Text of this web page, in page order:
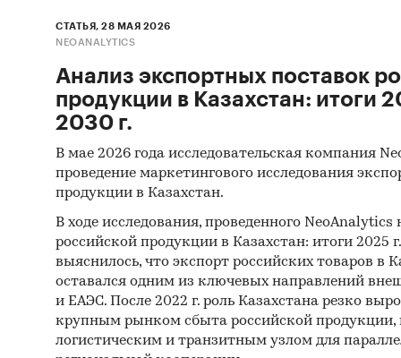
Объем
СТАТЬЯ, 28 МАЯ 2026
NEOANALYTICS
Анализ экспортных поставок
продукции в Казахстан: итоги
2030 г.
В мае 2026 года исследовательская компания
проведение маркетингового исследования
продукции в Казахстан.
В ходе исследования, проведенного NeoAnalytics
российской продукции в Казахстан: итоги 2025
выяснилось, что экспорт российских товаров в
оставался одним из ключевых направлений
и ЕАЭС. После 2022 г. роль Казахстана резко
крупным рынком сбыта российской
логистическим и транзитным узлом для